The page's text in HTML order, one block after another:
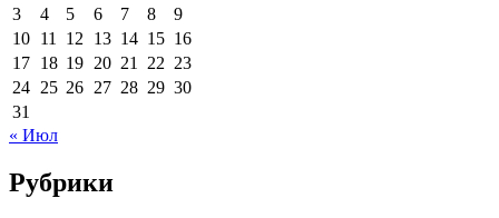
3
4 5 6 7 8
9
10 11 12 13 14 15 16
17 18 19 20 21 22 23
24 25 26 27 28 29 30
31
« Июл
Рубрики